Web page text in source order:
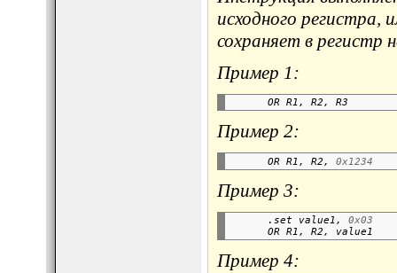
исходного регистра,
сохраняет в регистр
Пример 1:
OR R1, R2,
Пример 2:
      OR R1, R2,
0x1234
Пример 3:
      .set value1,
0x03
OR R1, R2,
Пример 4: